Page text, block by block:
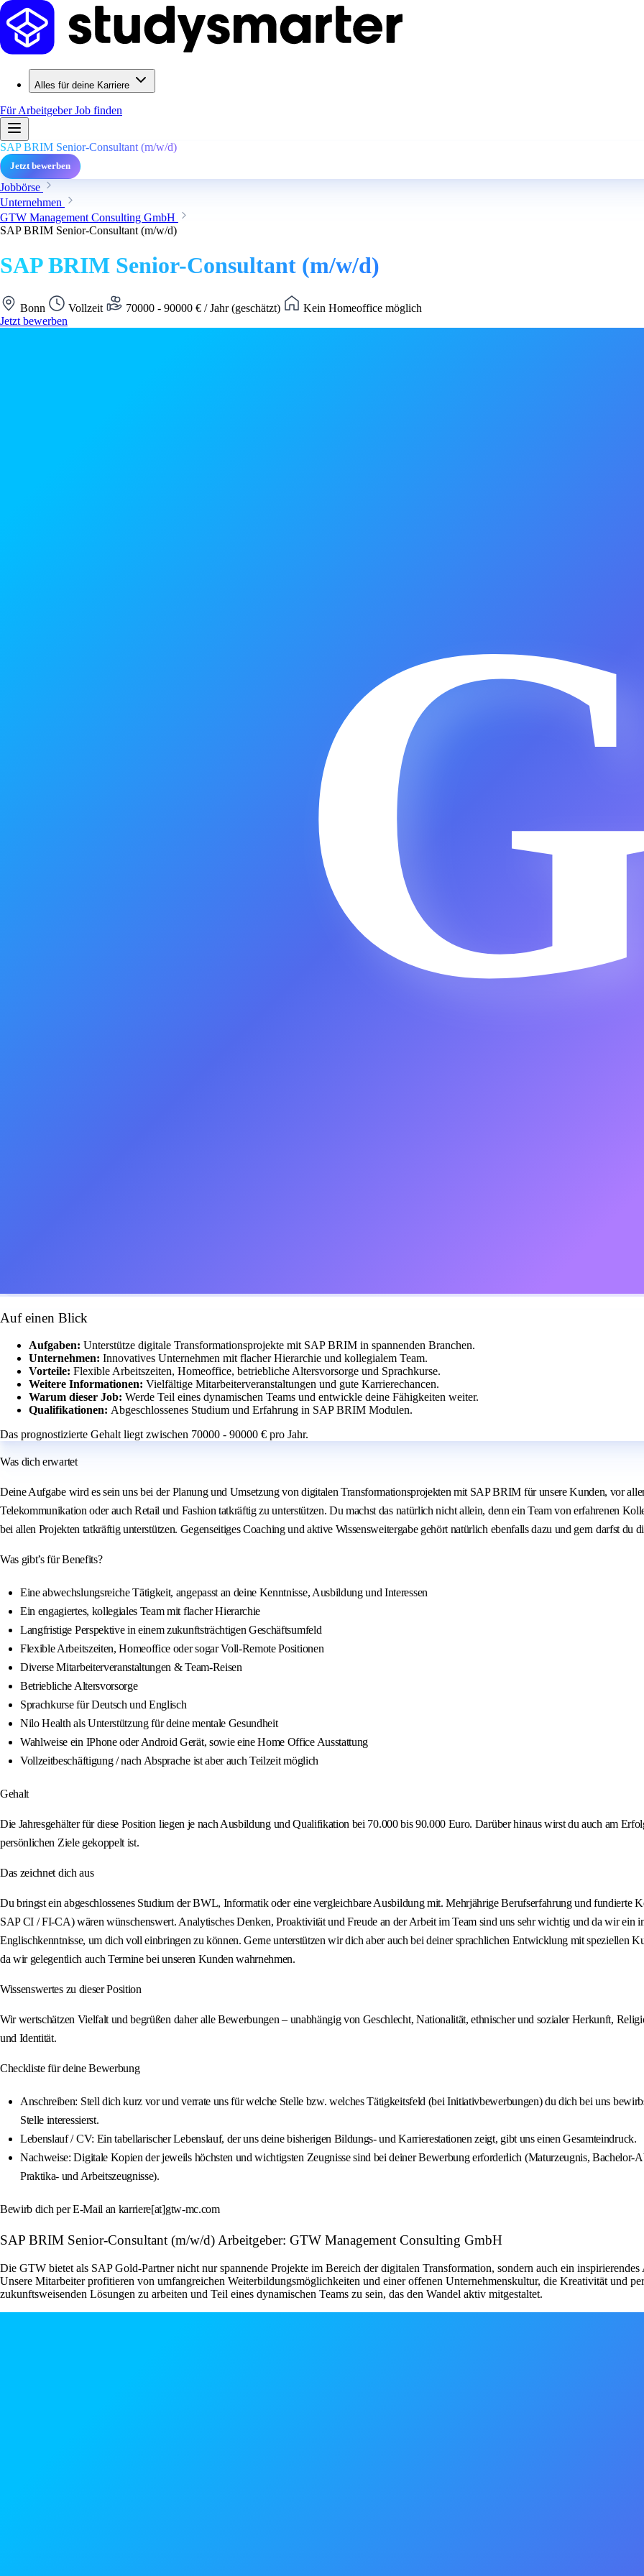
Alles für deine Karriere
Für ArbeitgeberJob finden
SAP BRIM Senior-Consultant (m/w/d)
Jetzt bewerben
Jobbörse
Unternehmen
GTW Management Consulting GmbH
SAP BRIM Senior-Consultant (m/w/d)
SAP BRIM Senior-Consultant (m/w/d)
Bonn Vollzeit 70000 - 90000 € / Jahr (geschätzt)
Kein Homeoffice möglich
Jetzt bewerben
Auf einen Blick
Aufgaben: Unterstütze digitale Transformationsprojekte mit SAP BRIM in spannenden Branchen.
Unternehmen: Innovatives Unternehmen mit flacher Hierarchie und kollegialem Team.
Vorteile: Flexible Arbeitszeiten, Homeoffice, betriebliche Altersvorsorge und Sprachkurse.
Weitere Informationen: Vielfältige Mitarbeiterveranstaltungen und gute Karrierechancen.
Warum dieser Job: Werde Teil eines dynamischen Teams und entwickle deine Fähigkeiten weiter.
Qualifikationen: Abgeschlossenes Studium und Erfahrung in SAP BRIM Modulen.
Das prognostizierte Gehalt liegt zwischen 70000 - 90000 € pro Jahr.
Was dich erwartet
Deine Aufgabe wird es sein uns bei der Planung und Umsetzung von digitalen Transformationsprojekten mit SAP BRIM für unsere Kunden, vor
Telekommunikation oder auch Retail und Fashion tatkräftig zu unterstützen. Du machst das natürlich nicht allein, denn ein Team von erfahrenen
bei allen Projekten tatkräftig unterstützen. Gegenseitiges Coaching und aktive Wissensweitergabe gehört natürlich ebenfalls dazu und gern darfst du
Was gibt’s für Benefits?
Eine abwechslungsreiche Tätigkeit, angepasst an deine Kenntnisse, Ausbildung und Interessen
Ein engagiertes, kollegiales Team mit flacher Hierarchie
Langfristige Perspektive in einem zukunftsträchtigen Geschäftsumfeld
Flexible Arbeitszeiten, Homeoffice oder sogar Voll-Remote Positionen
Diverse Mitarbeiterveranstaltungen & Team-Reisen
Betriebliche Altersvorsorge
Sprachkurse für Deutsch und Englisch
Nilo Health als Unterstützung für deine mentale Gesundheit
Wahlweise ein IPhone oder Android Gerät, sowie eine Home Office Ausstattung
Vollzeitbeschäftigung / nach Absprache ist aber auch Teilzeit möglich
Gehalt
Die Jahresgehälter für diese Position liegen je nach Ausbildung und Qualifikation bei 70.000 bis 90.000 Euro. Darüber hinaus wirst du auch am
persönlichen Ziele gekoppelt ist.
Das zeichnet dich aus
Du bringst ein abgeschlossenes Studium der BWL, Informatik oder eine vergleichbare Ausbildung mit. Mehrjährige Berufserfahrung und
SAP CI / FI-CA) wären wünschenswert. Analytisches Denken, Proaktivität und Freude an der Arbeit im Team sind uns sehr wichtig und da wir ein
Englischkenntnisse, um dich voll einbringen zu können. Gerne unterstützen wir dich aber auch bei deiner sprachlichen Entwicklung mit speziellen
da wir gelegentlich auch Termine bei unseren Kunden wahrnehmen.
Wissenswertes zu dieser Position
Wir wertschätzen Vielfalt und begrüßen daher alle Bewerbungen – unabhängig von Geschlecht, Nationalität, ethnischer und sozialer Herkunft,
und Identität.
Checkliste für deine Bewerbung
Anschreiben: Stell dich kurz vor und verrate uns für welche Stelle bzw. welches Tätigkeitsfeld (bei Initiativbewerbungen) du dich bei uns
Stelle interessierst.
Lebenslauf / CV: Ein tabellarischer Lebenslauf, der uns deine bisherigen Bildungs- und Karrierestationen zeigt, gibt uns einen Gesamteindruck.
Nachweise: Digitale Kopien der jeweils höchsten und wichtigsten Zeugnisse sind bei deiner Bewerbung erforderlich (Maturzeugnis,
Praktika- und Arbeitszeugnisse).
Bewirb dich per E-Mail an karriere[at]gtw-mc.com
SAP BRIM Senior-Consultant (m/w/d) Arbeitgeber: GTW Management Consulting GmbH
Die GTW bietet als SAP Gold-Partner nicht nur spannende Projekte im Bereich der digitalen Transformation, sondern auch ein
Unsere Mitarbeiter profitieren von umfangreichen Weiterbildungsmöglichkeiten und einer offenen Unternehmenskultur, die Kreativität und
zukunftsweisenden Lösungen zu arbeiten und Teil eines dynamischen Teams zu sein, das den Wandel aktiv mitgestaltet.